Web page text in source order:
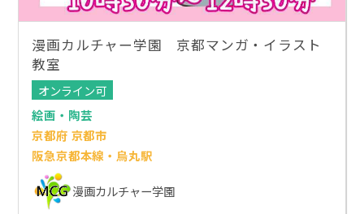
漫画カルチャー学園 京都マンガ・イラスト
教室
オンライン可
絵画・陶芸
京都府 京都市
阪急京都本線・烏丸駅
漫画カルチャー学園